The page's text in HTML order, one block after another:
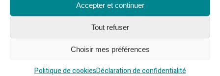
Accepter et continuer
Tout refuser
Choisir mes préférences
Politique de cookiesDéclaration de confidentialité
Suivez-nous